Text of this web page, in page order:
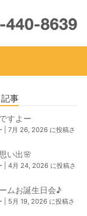
事
すよー
7月 26, 2026 に投稿さ
い出🌸
4月 24, 2026 に投稿さ
ムお誕生日会♪
5月 19, 2026 に投稿さ